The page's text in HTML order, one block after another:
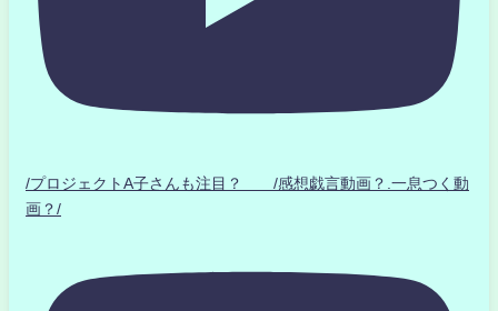
/プロジェクトA子さんも注目？ /感想戯言動画？.一息つく動
画？/